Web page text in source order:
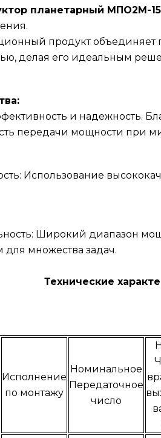
планетарный МПО2М-15-
продукт
делая его идеальным
и надежность.
передачи мощности при
Использование
Широкий диапазон
множества задач.
Исполнение
по монтажу
Номинальное
Передаточное
число